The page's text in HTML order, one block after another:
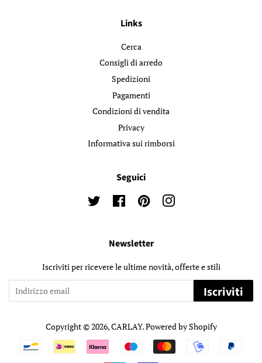
Links
Cerca
Consigli di arredo
Spedizioni
Pagamenti
Condizioni di vendita
Privacy
Informativa sui rimborsi
Seguici
Twitter FacebookPinterestInstagram
Newsletter
Iscriviti per ricevere le ultime novità, offerte e stili
Iscriviti
Copyright © 2026,CARLAY. Powered by Shopify
Modalità